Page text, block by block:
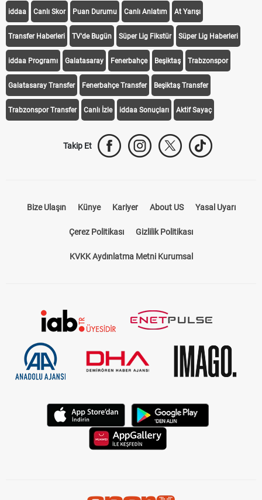
iddaa Canlı Skor Puan Durumu Canlı Anlatım At Yarışı
Transfer Haberleri TV'de Bugün Süper Lig Fikstür Süper Lig Haberleri
iddaa Programı Galatasaray Fenerbahçe Beşiktaş Trabzonspor
Galatasaray Transfer Fenerbahçe Transfer Beşiktaş Transfer
Trabzonspor Transfer Canlı İzle iddaa Sonuçları Aktif Sayaç
Takip Et
Bize Ulaşın Künye Kariyer About US Yasal Uyarı
Çerez Politikası Gizlilik Politikası
KVKK Aydınlatma Metni Kurumsal